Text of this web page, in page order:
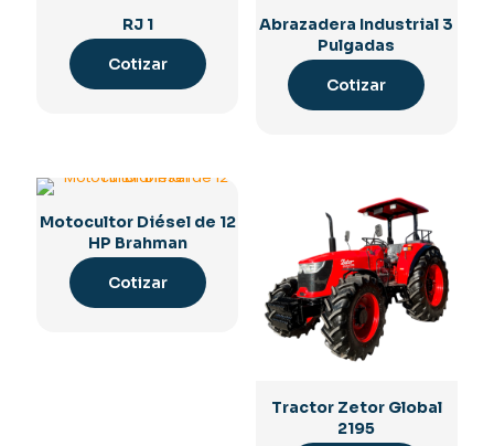
RJ 1
Cotizar
Abrazadera Industrial 3
Pulgadas
Cotizar
Motocultor Diésel de 12
HP Brahman
Cotizar
Tractor Zetor Global
2195